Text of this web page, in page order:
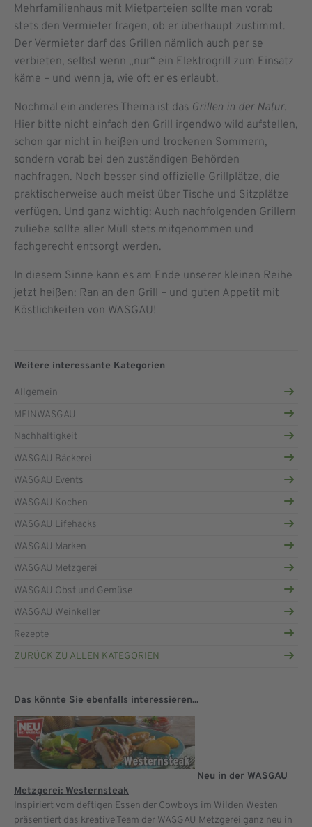
Mehrfamilienhaus mit Mietparteien sollte man vorab
stets den Vermieter fragen, ob er überhaupt zustimmt.
Der Vermieter darf das Grillen nämlich auch per se
verbieten, selbst wenn „nur“ ein Elektrogrill zum Einsatz
käme – und wenn ja, wie oft er es erlaubt.
Nochmal ein anderes Thema ist das Grillen in der Natur.
Hier bitte nicht einfach den Grill irgendwo wild aufstellen,
schon gar nicht in heißen und trockenen Sommern,
sondern vorab bei den zuständigen Behörden
nachfragen. Noch besser sind offizielle Grillplätze, die
praktischerweise auch meist über Tische und Sitzplätze
verfügen. Und ganz wichtig: Auch nachfolgenden Grillern
zuliebe sollte aller Müll stets mitgenommen und
fachgerecht entsorgt werden.
In diesem Sinne kann es am Ende unserer kleinen Reihe
jetzt heißen: Ran an den Grill – und guten Appetit mit
Köstlichkeiten von WASGAU!
Weitere interessante Kategorien
Allgemein
MEINWASGAU
Nachhaltigkeit
WASGAU Bäckerei
WASGAU Events
WASGAU Kochen
WASGAU Lifehacks
WASGAU Marken
WASGAU Metzgerei
WASGAU Obst und Gemüse
WASGAU Weinkeller
Rezepte
ZURÜCK ZU ALLEN KATEGORIEN
Das könnte Sie ebenfalls interessieren...
Neu in der WASGAU
Metzgerei: Westernsteak
Inspiriert vom deftigen Essen der Cowboys im Wilden Westen
präsentiert das kreative Team der WASGAU Metzgerei ganz neu in